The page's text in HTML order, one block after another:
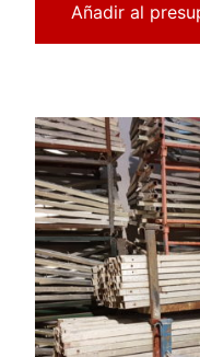
Añadir al